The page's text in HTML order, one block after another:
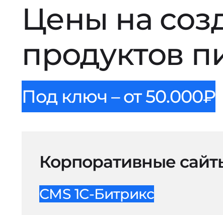
Цены на
продуктов
Под ключ – от 50.000₽
Корпоративные
CMS 1С-Битрикс